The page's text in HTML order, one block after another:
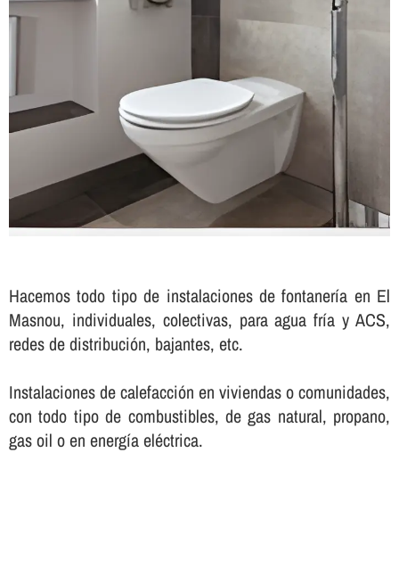
Hacemos todo tipo de instalaciones de fontanerí­a en El
Masnou, individuales, colectivas, para agua frí­a y ACS,
redes de distribución, bajantes, etc.
Instalaciones de calefacción en viviendas o comunidades,
con todo tipo de combustibles, de gas natural, propano,
gas oil o en energí­a eléctrica.